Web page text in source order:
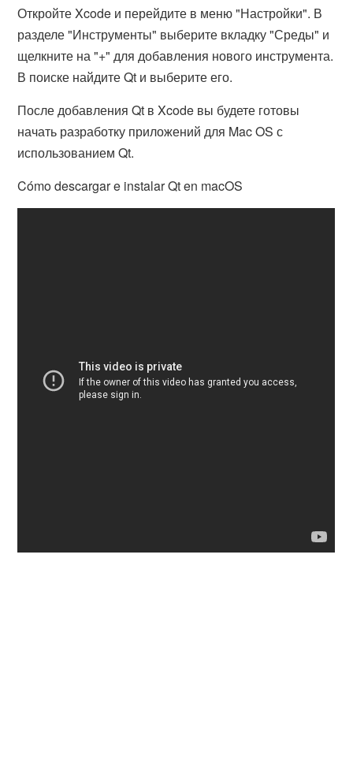
Откройте Xcode и перейдите в меню "Настройки". В
разделе "Инструменты" выберите вкладку "Среды" и
щелкните на "+" для добавления нового инструмента.
В поиске найдите Qt и выберите его.
После добавления Qt в Xcode вы будете готовы
начать разработку приложений для Mac OS с
использованием Qt.
Cómo descargar e instalar Qt en macOS